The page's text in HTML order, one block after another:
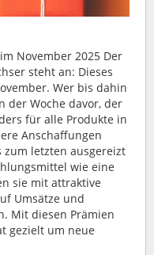
November 2025 Der
steht an: Dieses
Wer bis dahin
der Woche davor, der
für alle Produkte in
Anschaffungen
letzten ausgereizt
wie eine
sie mit attraktive
Umsätze und
Mit diesen Prämien
gezielt um neue